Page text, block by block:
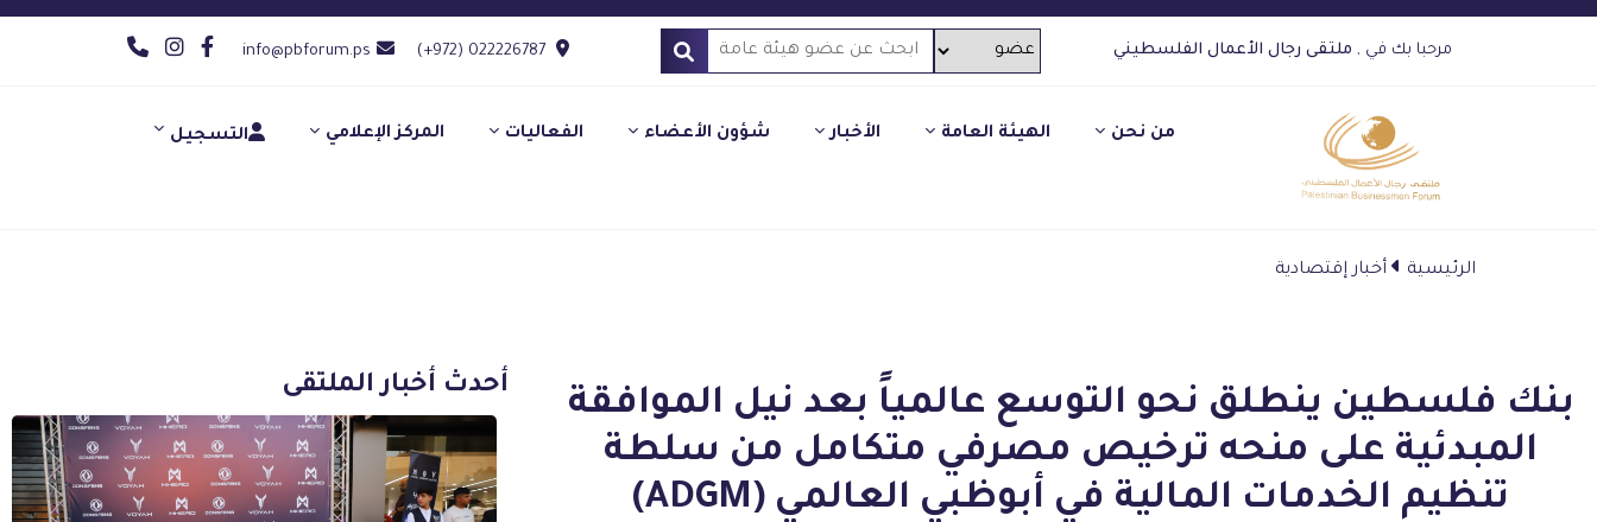
مرحبا بك في , ملتقى رجال الأعمال الفلسطيني (+972) 022226787
info@pbforum.ps
من نحن الهيئة العامة الأخبار شؤون الأعضاء الفعاليات المركز الإعلامي التسجيل
الرئيسية أخبار إقتصادية
بنك فلسطين ينطلق نحو التوسع عالمياً بعد نيل الموافقة
المبدئية على منحه ترخيص مصرفي متكامل من سلطة
تنظيم الخدمات المالية في أبوظبي العالمي (ADGM)
أحدث أخبار الملتقى